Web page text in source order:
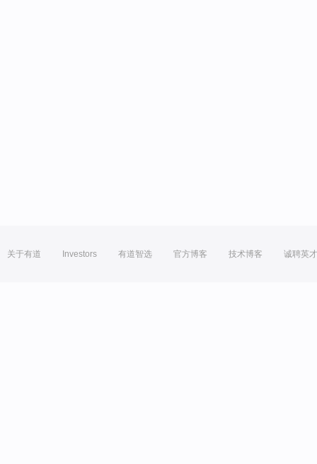
关于有道 Investors 有道智选 官方博客 技术博客 诚聘英才